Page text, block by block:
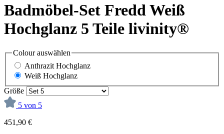
Badmöbel-Set Fredd Weiß
Hochglanz 5 Teile livinity®
Colourauswählen
Anthrazit Hochglanz
Weiß Hochglanz
Größe
5 von 5
451,90 €